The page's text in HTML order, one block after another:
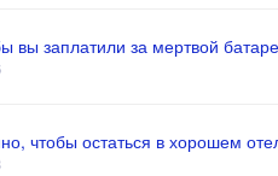
вы заплатили за мертвой
чтобы остаться в хорошем